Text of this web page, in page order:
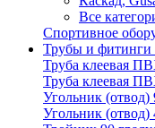
Все
Спортивное
Трубы и
Труба клеевая
Труба клеевая
Угольник (отвод)
Угольник (отвод)